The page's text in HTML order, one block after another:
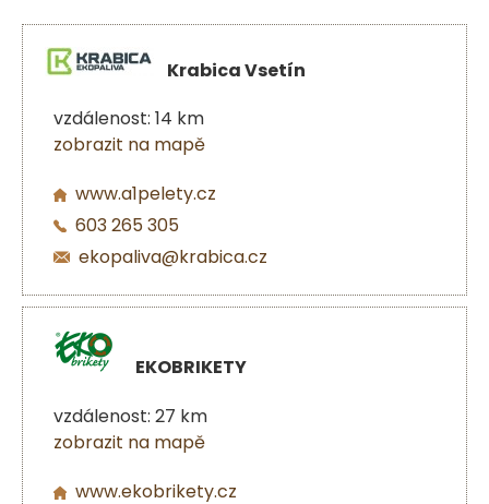
Krabica Vsetín
vzdálenost: 14 km
zobrazit na mapě
www.a1pelety.cz
603 265 305
ekopaliva@krabica.cz
EKOBRIKETY
vzdálenost: 27 km
zobrazit na mapě
www.ekobrikety.cz